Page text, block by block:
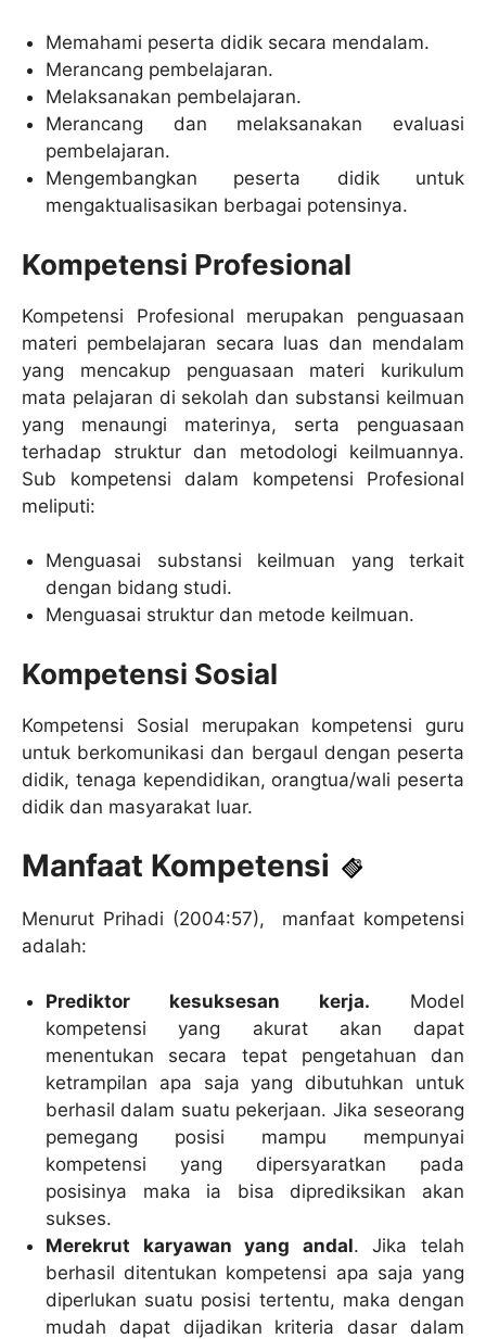
Memahami peserta didik secara mendalam.
Merancang pembelajaran.
Melaksanakan pembelajaran.
Merancang dan melaksanakan evaluasi
pembelajaran.
Mengembangkan peserta didik untuk
mengaktualisasikan berbagai potensinya.
Kompetensi Profesional
Kompetensi Profesional merupakan penguasaan
materi pembelajaran secara luas dan mendalam
yang mencakup penguasaan materi kurikulum
mata pelajaran di sekolah dan substansi keilmuan
yang menaungi materinya, serta penguasaan
terhadap struktur dan metodologi keilmuannya.
Sub kompetensi dalam kompetensi Profesional
meliputi:
Menguasai substansi keilmuan yang terkait
dengan bidang studi.
Menguasai struktur dan metode keilmuan.
Kompetensi Sosial
Kompetensi Sosial merupakan kompetensi guru
untuk berkomunikasi dan bergaul dengan peserta
didik, tenaga kependidikan, orangtua/wali peserta
didik dan masyarakat luar.
Manfaat Kompetensi
Menurut Prihadi (2004:57), manfaat kompetensi
adalah:
Prediktor kesuksesan kerja. Model
kompetensi yang akurat akan dapat
menentukan secara tepat pengetahuan dan
ketrampilan apa saja yang dibutuhkan untuk
berhasil dalam suatu pekerjaan. Jika seseorang
pemegang posisi mampu mempunyai
kompetensi yang dipersyaratkan pada
posisinya maka ia bisa diprediksikan akan
sukses.
Merekrut karyawan yang andal. Jika telah
berhasil ditentukan kompetensi apa saja yang
diperlukan suatu posisi tertentu, maka dengan
mudah dapat dijadikan kriteria dasar dalam